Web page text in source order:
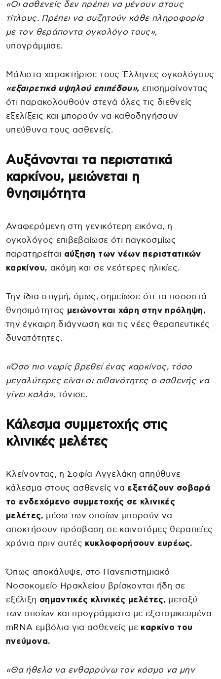
«Οι ασθενείς δεν πρέπει να μένουν στους
τίτλους. Πρέπει να συζητούν κάθε πληροφορία
με τον θεράποντα ογκολόγο τους»,
υπογράμμισε.
Μάλιστα χαρακτήρισε τους Έλληνες ογκολόγους
«εξαιρετικά υψηλού επιπέδου», επισημαίνοντας
ότι παρακολουθούν στενά όλες τις διεθνείς
εξελίξεις και μπορούν να καθοδηγήσουν
υπεύθυνα τους ασθενείς.
Αυξάνονται τα περιστατικά
καρκίνου, μειώνεται η
θνησιμότητα
Αναφερόμενη στη γενικότερη εικόνα, η
ογκολόγος επιβεβαίωσε ότι παγκοσμίως
παρατηρείται αύξηση των νέων περιστατικών
καρκίνου, ακόμη και σε νεότερες ηλικίες.
Την ίδια στιγμή, όμως, σημείωσε ότι τα ποσοστά
θνησιμότητας μειώνονται χάρη στην πρόληψη,
την έγκαιρη διάγνωση και τις νέες θεραπευτικές
δυνατότητες.
«Όσο πιο νωρίς βρεθεί ένας καρκίνος, τόσο
μεγαλύτερες είναι οι πιθανότητες ο ασθενής να
γίνει καλά», τόνισε.
Κάλεσμα συμμετοχής στις
κλινικές μελέτες
Κλείνοντας, η Σοφία Αγγελάκη απηύθυνε
κάλεσμα στους ασθενείς να εξετάζουν σοβαρά
το ενδεχόμενο συμμετοχής σε κλινικές
μελέτες, μέσω των οποίων μπορούν να
αποκτήσουν πρόσβαση σε καινοτόμες θεραπείες
χρόνια πριν αυτές κυκλοφορήσουν ευρέως.
Όπως αποκάλυψε, στο Πανεπιστημιακό
Νοσοκομείο Ηρακλείου βρίσκονται ήδη σε
εξέλιξη σημαντικές κλινικές μελέτες, μεταξύ
των οποίων και προγράμματα με εξατομικευμένα
mRNA εμβόλια για ασθενείς με καρκίνο του
πνεύμονα.
«Θα ήθελα να ενθαρρύνω τον κόσμο να μην